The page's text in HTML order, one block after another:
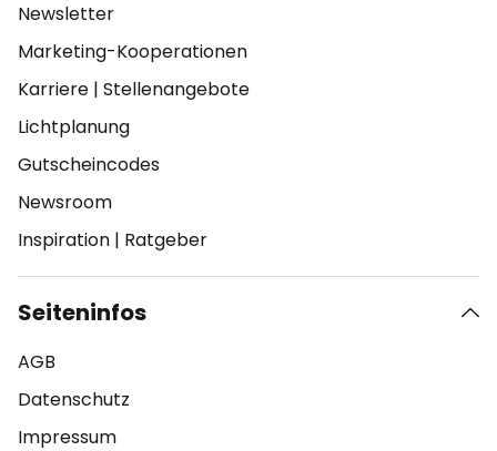
Newsletter
Marketing-Kooperationen
Karriere | Stellenangebote
Lichtplanung
Gutscheincodes
Newsroom
Inspiration | Ratgeber
Seiteninfos
AGB
Datenschutz
Impressum